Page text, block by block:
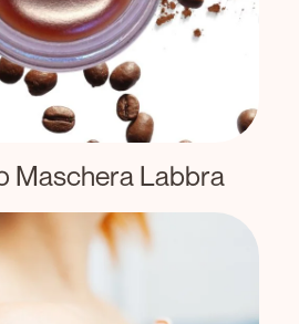
Maschera Labbra